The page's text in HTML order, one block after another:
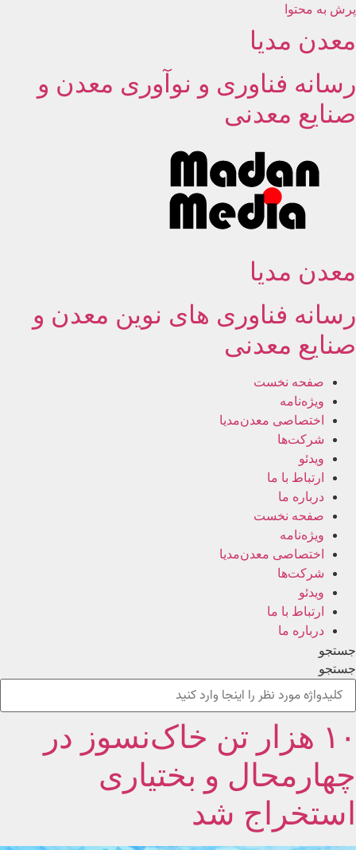
پرش به محتوا
معدن مدیا
رسانه فناوری و نوآوری معدن و
صنایع معدنی
معدن مدیا
رسانه فناوری های نوین معدن و
صنایع معدنی
صفحه نخست
ویژه‌نامه
اختصاصی معدن‌مدیا
شرکت‌ها
ویدئو
ارتباط با ما
درباره ما
صفحه نخست
ویژه‌نامه
اختصاصی معدن‌مدیا
شرکت‌ها
ویدئو
ارتباط با ما
درباره ما
جستجو
جستجو
۱۰ هزار تن خاک‌نسوز در
چهارمحال و بختیاری
استخراج شد